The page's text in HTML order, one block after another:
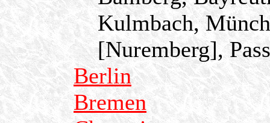
Kulmbach,
[Nuremberg],
Berlin
Bremen